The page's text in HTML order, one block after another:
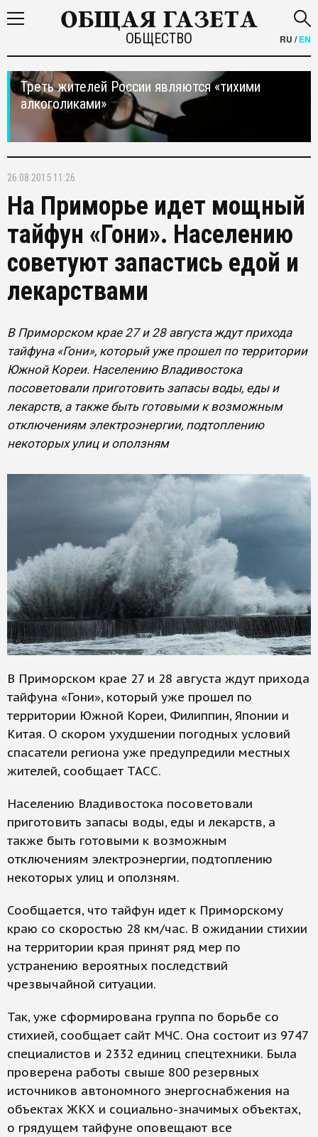
ОБЩЕСТВО RU /EN
Треть жителей России являются «тихими
алкоголиками»
26.08.2015 11:26
На Приморье идет мощный
тайфун «Гони». Населению
советуют запастись едой и
лекарствами
В Приморском крае 27 и 28 августа ждут прихода
тайфуна «Гони», который уже прошел по территории
Южной Кореи. Населению Владивостока
посоветовали приготовить запасы воды, еды и
лекарств, а также быть готовыми к возможным
отключениям электроэнергии, подтоплению
некоторых улиц и оползням
В Приморском крае 27 и 28 августа ждут прихода
тайфуна «Гони», который уже прошел по
территории Южной Кореи, Филиппин, Японии и
Китая. О скором ухудшении погодных условий
спасатели региона уже предупредили местных
жителей, сообщает ТАСС.
Населению Владивостока посоветовали
приготовить запасы воды, еды и лекарств, а
также быть готовыми к возможным
отключениям электроэнергии, подтоплению
некоторых улиц и оползням.
Сообщается, что тайфун идет к Приморскому
краю со скоростью 28 км/час. В ожидании стихии
на территории края принят ряд мер по
устранению вероятных последствий
чрезвычайной ситуации.
Так, уже сформирована группа по борьбе со
стихией, сообщает сайт МЧС. Она состоит из 9747
специалистов и 2332 единиц спецтехники. Была
проверена работы свыше 800 резервных
источников автономного энергоснабжения на
объектах ЖКХ и социально-значимых объектах,
о грядущем тайфуне оповещают все